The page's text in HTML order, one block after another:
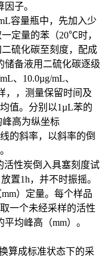
子。
容量瓶中，先加入少
定量的苯（20℃时，
硫化碳至刻度，配成
储备液用二硫化碳逐级
、10.0µg/mL、
，，测量保留时间及
值。分别以1µL苯的
高为纵坐标
的斜率，以斜率的倒
性炭倒入具塞刻度试
置1h，并不时振摇。
）定量。每个样品
一个未经采样的活性
均峰高（mm）。
成标准状态下的采